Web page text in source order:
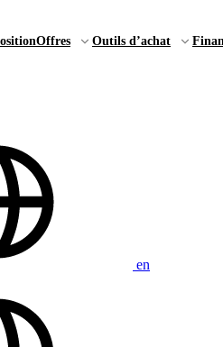
Offres Outils d’achat
en